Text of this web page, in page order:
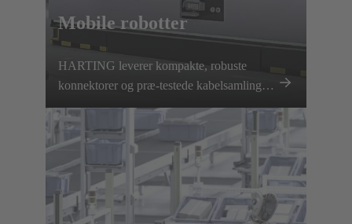
Mobile robotter
HARTING leverer kompakte, robuste
konnektorer og præ-testede kabelsamlinger
til AGV'er og AMR'er, der sikrer pålidelig
strøm- og datatransmission.